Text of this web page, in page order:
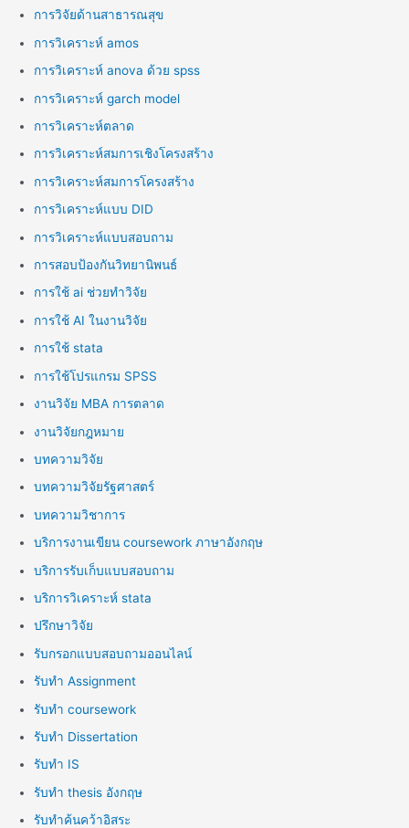
การวิจัยด้านสาธารณสุข
การวิเคราะห์ amos
การวิเคราะห์ anova ด้วย spss
การวิเคราะห์ garch model
การวิเคราะห์ตลาด
การวิเคราะห์สมการเชิงโครงสร้าง
การวิเคราะห์สมการโครงสร้าง
การวิเคราะห์แบบ DID
การวิเคราะห์แบบสอบถาม
การสอบป้องกันวิทยานิพนธ์
การใช้ ai ช่วยทำวิจัย
การใช้ AI ในงานวิจัย
การใช้ stata
การใช้โปรแกรม SPSS
งานวิจัย MBA การตลาด
งานวิจัยกฎหมาย
บทความวิจัย
บทความวิจัยรัฐศาสตร์
บทความวิชาการ
บริการงานเขียน coursework ภาษาอังกฤษ
บริการรับเก็บแบบสอบถาม
บริการวิเคราะห์ stata
ปรึกษาวิจัย
รับกรอกแบบสอบถามออนไลน์
รับทำ Assignment
รับทำ coursework
รับทำ Dissertation
รับทำ IS
รับทำ thesis อังกฤษ
รับทำค้นคว้าอิสระ